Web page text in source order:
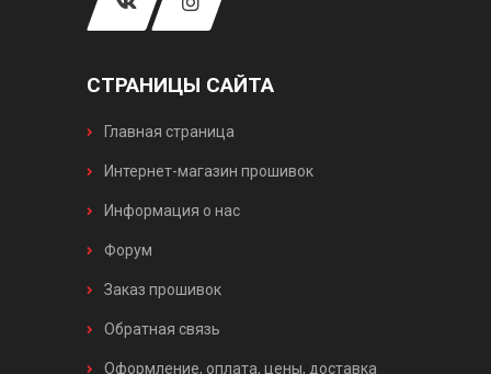
СТРАНИЦЫ САЙТА
Главная страница
Интернет-магазин прошивок
Информация о нас
Форум
Заказ прошивок
Обратная связь
Оформление, оплата, цены, доставка